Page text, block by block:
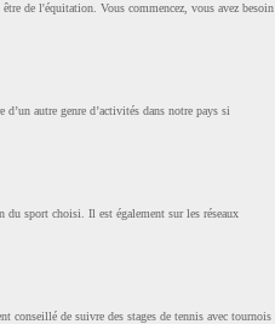
de l'équitation. Vous commencez, vous avez besoin
autre genre d’activités dans notre pays si
du sport choisi. Il est également sur les réseaux
conseillé de suivre des stages de tennis avec tournois